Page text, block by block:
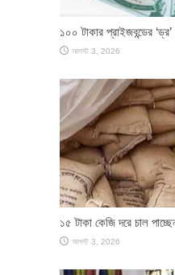
১০০ টাকার প্রাইজবন্ডের
আগস্ট 3, 2026
১৫ টাকা কেজি দরে চাল
আগস্ট 3, 2026